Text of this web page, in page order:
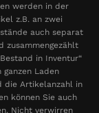
werden in der
z.B. an zwei
auch separat
zusammengezählt
in Inventur“
Laden
die Artikelanzahl in
können Sie auch
Nicht verwirren